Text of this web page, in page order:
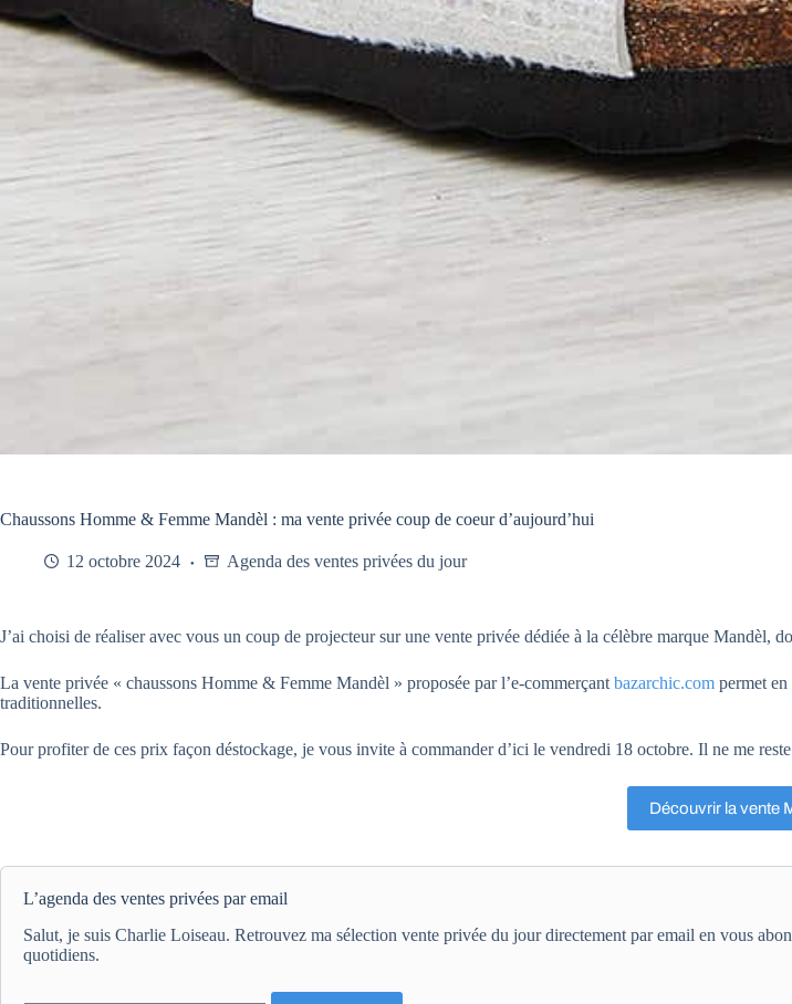
Chaussons Homme & Femme Mandèl : ma vente privée coup de coeur d’aujourd’hui
12 octobre 2024 Agenda des ventes privées du jour
J’ai choisi de réaliser avec vous un coup de projecteur sur une vente privée dédiée à la célèbre marque Mandèl,
La vente privée « chaussons Homme & Femme Mandèl » proposée par l’e-commerçant bazarchic.com permet
traditionnelles.
Pour profiter de ces prix façon déstockage, je vous invite à commander d’ici le vendredi 18 octobre. Il ne me
Découvrir la vente
L’agenda des ventes privées par email
Salut, je suis Charlie Loiseau. Retrouvez ma sélection vente privée du jour directement par email en vous
quotidiens.